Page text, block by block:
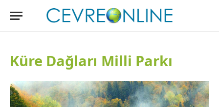
Küre Dağları Milli Parkı